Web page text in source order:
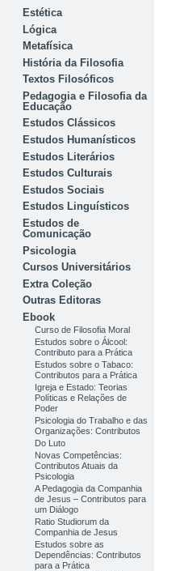
Estética
Lógica
Metafísica
História da Filosofia
Textos Filosóficos
Pedagogia e Filosofia da
Educação
Estudos Clássicos
Estudos Humanísticos
Estudos Literários
Estudos Culturais
Estudos Sociais
Estudos Linguísticos
Estudos de
Comunicação
Psicologia
Cursos Universitários
Extra Coleção
Outras Editoras
Ebook
Curso de Filosofia Moral
Estudos sobre o Álcool:
Contributo para a Prática
Estudos sobre o Tabaco:
Contributos para a Prática
Igreja e Estado: Teorias
Políticas e Relações de
Poder
Psicologia do Trabalho e das
Organizações: Contributos
Do Luto
Novas Competências:
Contributos Atuais da
Psicologia
A Pedagogia da Companhia
de Jesus – Contributos para
um Diálogo
Ratio Studiorum da
Companhia de Jesus
Estudos sobre as
Dependências: Contributos
para a Prática